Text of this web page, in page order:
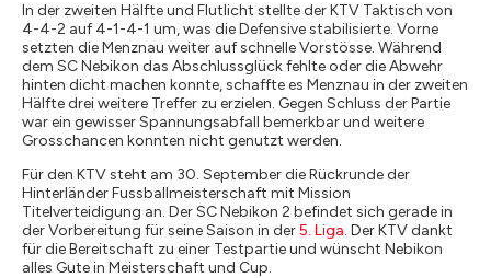
In der zweiten Hälfte und Flutlicht stellte der KTV Taktisch von
4-4-2 auf 4-1-4-1 um, was die Defensive stabilisierte. Vorne
setzten die Menznau weiter auf schnelle Vorstösse. Während
dem SC Nebikon das Abschlussglück fehlte oder die Abwehr
hinten dicht machen konnte, schaffte es Menznau in der zweiten
Hälfte drei weitere Treffer zu erzielen. Gegen Schluss der Partie
war ein gewisser Spannungsabfall bemerkbar und weitere
Grosschancen konnten nicht genutzt werden.
Für den KTV steht am 30. September die Rückrunde der
Hinterländer Fussballmeisterschaft mit Mission
Titelverteidigung an. Der SC Nebikon 2 befindet sich gerade in
der Vorbereitung für seine Saison in der5. Liga. Der KTV dankt
für die Bereitschaft zu einer Testpartie und wünscht Nebikon
alles Gute in Meisterschaft und Cup.